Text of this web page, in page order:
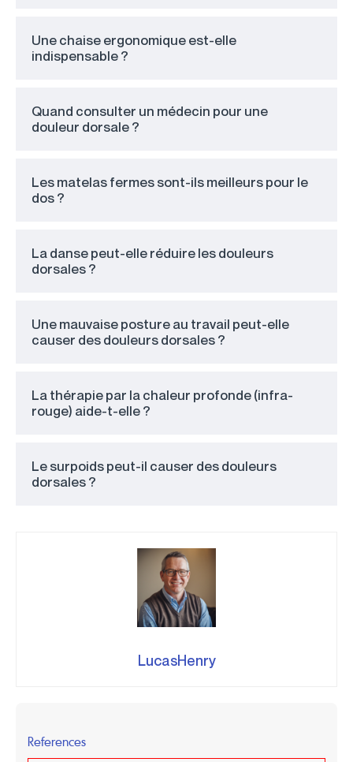
Une chaise ergonomique est-elle
indispensable ?
Quand consulter un médecin pour une
douleur dorsale ?
Les matelas fermes sont-ils meilleurs pour le
dos ?
La danse peut-elle réduire les douleurs
dorsales ?
Une mauvaise posture au travail peut-elle
causer des douleurs dorsales ?
La thérapie par la chaleur profonde (infra-
rouge) aide-t-elle ?
Le surpoids peut-il causer des douleurs
dorsales ?
LucasHenry
References